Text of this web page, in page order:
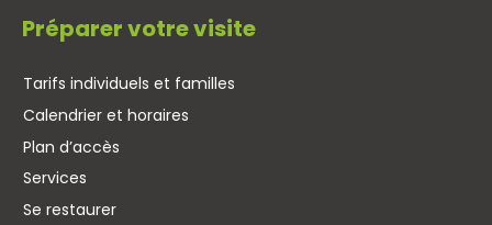
Préparer votre visite
Tarifs individuels et familles
Calendrier et horaires
Plan d’accès
Services
Se restaurer